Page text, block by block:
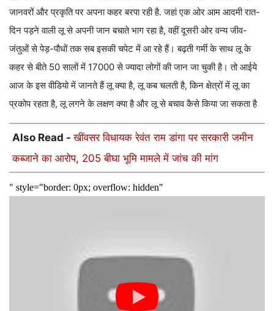
जानवरों और प्रकृति पर अपना कहर बरपा रही है. जहां एक ओर आम आदमी रात-
दिन पड़ने वाली लू से अपनी जान बचाते भाग रहा है, वहीं दूसरी ओर वन्य जीव-
जंतुओं से पेड़-पौधों तक सब इसकी चपेट में आ रहे हैं। बढ़ती गर्मी के साथ लू के
कहर से बीते 50 सालों में 17000 से ज्यादा लोगों की जान जा चुकी है। तो आईये
आज के इस वीडियो में जानते हैं लू क्या है, लू कब चलती है, किन क्षेत्रों में लू का
प्रकोप रहता है, लू लगने के लक्षण क्या है और लू से बचाव कैसे किया जा सकता है
Also Read -खींवसर विधायक रेवंत राम डांगा पर सरकारी जमीन
कब्जाने का आरोप, 205 बीघा भूमि मामले में जांच की मांग